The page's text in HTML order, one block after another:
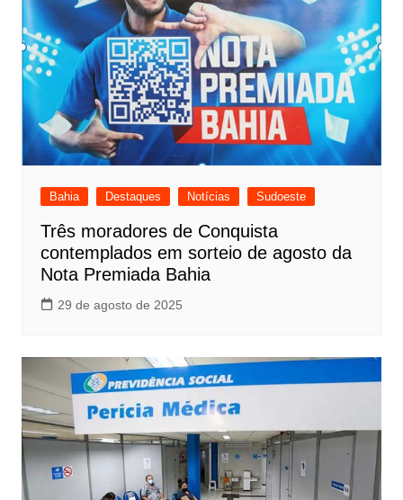
Bahia Destaques Notícias Sudoeste
Três moradores de Conquista
contemplados em sorteio de agosto da
Nota Premiada Bahia
29 de agosto de 2025